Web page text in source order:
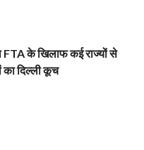
FTA के खिलाफ कई राज्यों से
का दिल्ली कूच